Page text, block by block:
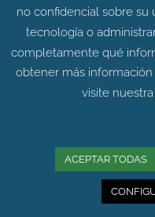
La península
en la
no confidencial sobre su
tecnología o
completamente qué
obtener más
visite nuestra
ACEPTAR TODAS